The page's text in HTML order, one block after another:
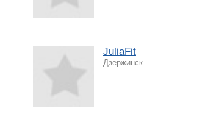
JuliaFit
Дзержинск